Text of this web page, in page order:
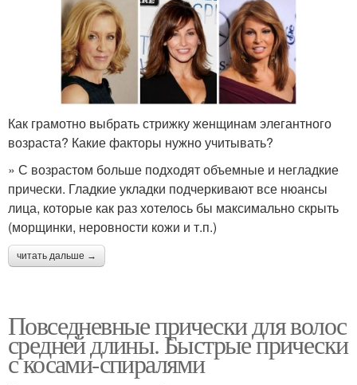
Как грамотно выбрать стрижку женщинам элегантного
возраста? Какие факторы нужно учитывать?
» С возрастом больше подходят объемные и негладкие
прически. Гладкие укладки подчеркивают все нюансы
лица, которые как раз хотелось бы максимально скрыть
(морщинки, неровности кожи и т.п.)
читать дальше →
Повседневные прически для волос
средней длины. Быстрые прически
с косами-спиралями